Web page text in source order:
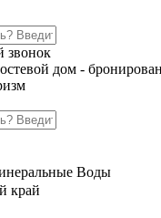
звонок
дом -
Воды
край